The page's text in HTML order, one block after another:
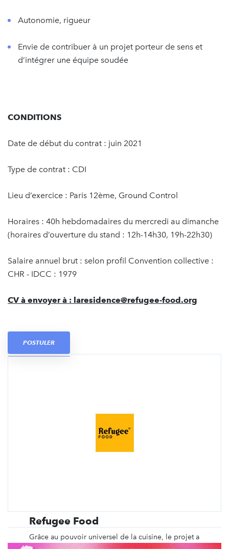
Autonomie, rigueur
Envie de contribuer à un projet porteur de sens et
d’intégrer une équipe soudée
CONDITIONS
Date de début du contrat : juin 2021
Type de contrat : CDI
Lieu d’exercice : Paris 12ème, Ground Control
Horaires : 40h hebdomadaires du mercredi au dimanche
(horaires d’ouverture du stand : 12h-14h30, 19h-22h30)
Salaire annuel brut : selon profil Convention collective :
CHR - IDCC : 1979
CV à envoyer à : laresidence@refugee-food.org
POSTULER
Refugee Food
Grâce au pouvoir universel de la cuisine, le projet a
3 objectifs principaux : faire évoluer les regards sur